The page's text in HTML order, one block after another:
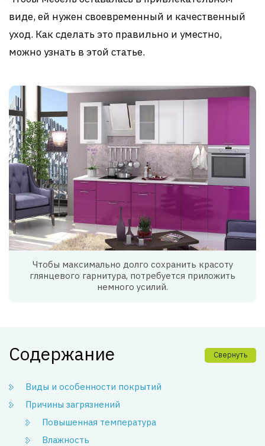
виде, ей нужен своевременный и качественный
уход. Как сделать это правильно и уместно,
можно узнать в этой статье.
Чтобы максимально долго сохранить красоту
глянцевого гарнитура, потребуется приложить
немного усилий.
Содержание Свернуть
Виды и особенности покрытий
Причины загрязнений
Повышенная температура
Влажность